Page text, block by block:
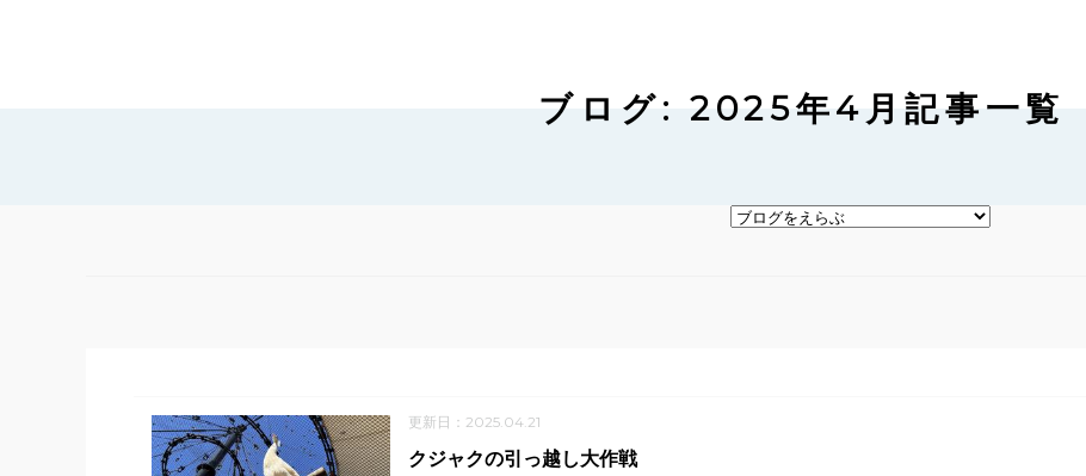
ブログ: 2025年4月記事一覧
更新日：2025.04.21
クジャクの引っ越し大作戦